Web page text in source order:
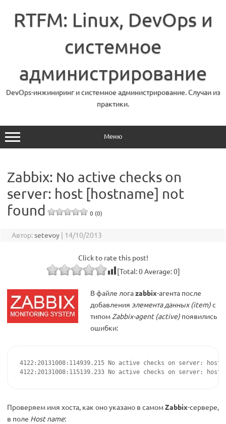
содержимому
RTFM: Linux, DevOps и
системное
администрирование
DevOps-инжиниринг и системное администрирование. Случаи из
практики.
Меню
Zabbix: No active checks on
server: host [hostname] not
found
0 (0)
Автор:setevoy | 14/10/2013
Click to rate this post!
[Total:0Average:0]
В файле логаzabbix-агента после
добавления элемента данных (item)с
типом Zabbix-agent (active) появились
ошибки:
4122:20131008:114939.215 No active checks on server:
4122:20131008:115139.233 No active checks on server:
Проверяем имя хоста, как оно указано в самомZabbix-сервере,
в поле Host name: